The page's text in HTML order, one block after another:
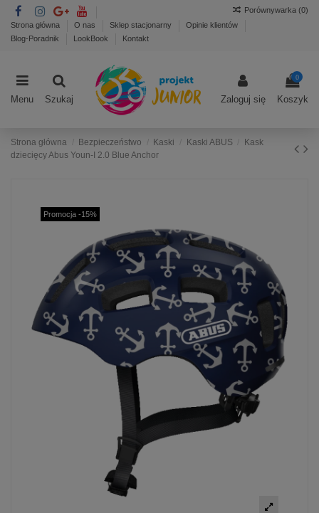
Strona główna O nas Sklep stacjonarny
Opinie klientów
Blog-Poradnik
LookBook Kontakt
Porównywarka (0)
Menu Szukaj Zaloguj się
0
Koszyk
Strona główna Bezpieczeństwo Kaski Kaski ABUS
Kask
dziecięcy Abus Youn-I 2.0 Blue Anchor
Promocja -15%